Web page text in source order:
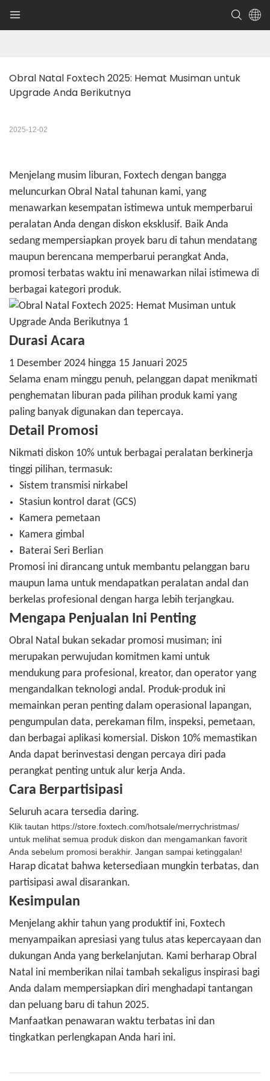
Obral Natal Foxtech 2025: Hemat Musiman untuk
Upgrade Anda Berikutnya
2025-12-02
Menjelang musim liburan, Foxtech dengan bangga
meluncurkan Obral Natal tahunan kami, yang
menawarkan kesempatan istimewa untuk memperbarui
peralatan Anda dengan diskon eksklusif. Baik Anda
sedang mempersiapkan proyek baru di tahun mendatang
maupun berencana memperbarui perangkat Anda,
promosi terbatas waktu ini menawarkan nilai istimewa di
berbagai kategori produk.
Durasi Acara
1 Desember 2024 hingga 15 Januari 2025
Selama enam minggu penuh, pelanggan dapat menikmati
penghematan liburan pada pilihan produk kami yang
paling banyak digunakan dan tepercaya.
Detail Promosi
Nikmati diskon 10% untuk berbagai peralatan berkinerja
tinggi pilihan, termasuk:
Sistem transmisi nirkabel
Stasiun kontrol darat (GCS)
Kamera pemetaan
Kamera gimbal
Baterai Seri Berlian
Promosi ini dirancang untuk membantu pelanggan baru
maupun lama untuk mendapatkan peralatan andal dan
berkelas profesional dengan harga lebih terjangkau.
Mengapa Penjualan Ini Penting
Obral Natal bukan sekadar promosi musiman; ini
merupakan perwujudan komitmen kami untuk
mendukung para profesional, kreator, dan operator yang
mengandalkan teknologi andal. Produk-produk ini
memainkan peran penting dalam operasional lapangan,
pengumpulan data, perekaman film, inspeksi, pemetaan,
dan berbagai aplikasi komersial. Diskon 10% memastikan
Anda dapat berinvestasi dengan percaya diri pada
perangkat penting untuk alur kerja Anda.
Cara Berpartisipasi
Seluruh acara tersedia daring.
Klik tautan https://store.foxtech.com/hotsale/merrychristmas/
untuk melihat semua produk diskon dan mengamankan favorit
Anda sebelum promosi berakhir. Jangan sampai ketinggalan!
Harap dicatat bahwa ketersediaan mungkin terbatas, dan
partisipasi awal disarankan.
Kesimpulan
Menjelang akhir tahun yang produktif ini, Foxtech
menyampaikan apresiasi yang tulus atas kepercayaan dan
dukungan Anda yang berkelanjutan. Kami berharap Obral
Natal ini memberikan nilai tambah sekaligus inspirasi bagi
Anda dalam mempersiapkan diri menghadapi tantangan
dan peluang baru di tahun 2025.
Manfaatkan penawaran waktu terbatas ini dan
tingkatkan perlengkapan Anda hari ini.